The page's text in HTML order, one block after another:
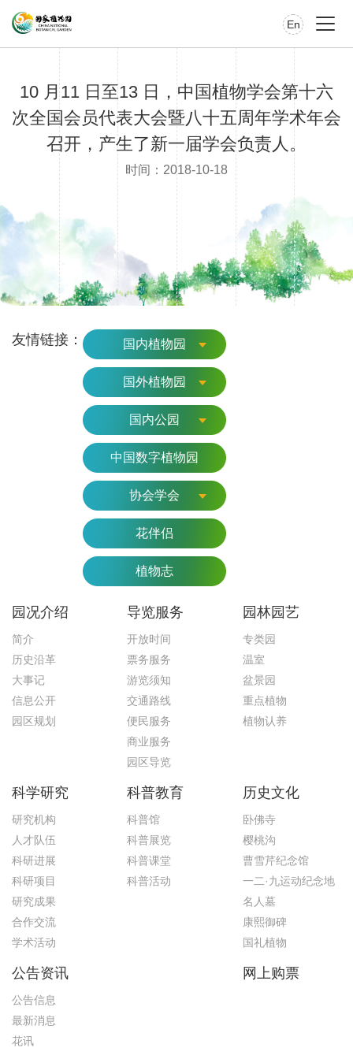
En
10 月11 日至13 日，中国植物学会第十六
次全国会员代表大会暨八十五周年学术年会
召开，产生了新一届学会负责人。
时间：2018-10-18
友情链接： 国内植物园
国外植物园
国内公园
中国数字植物园
协会学会
花伴侣
植物志
园况介绍
简介
历史沿革
大事记
信息公开
园区规划
导览服务
开放时间
票务服务
游览须知
交通路线
便民服务
商业服务
园区导览
园林园艺
专类园
温室
盆景园
重点植物
植物认养
科学研究
研究机构
人才队伍
科研进展
科研项目
研究成果
合作交流
学术活动
科普教育
科普馆
科普展览
科普课堂
科普活动
历史文化
卧佛寺
樱桃沟
曹雪芹纪念馆
一二·九运动纪念地
名人墓
康熙御碑
国礼植物
公告资讯
公告信息
最新消息
花讯
网上购票